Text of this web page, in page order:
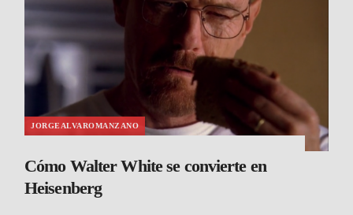
JORGEALVAROMANZANO
Cómo Walter White se convierte en
Heisenberg